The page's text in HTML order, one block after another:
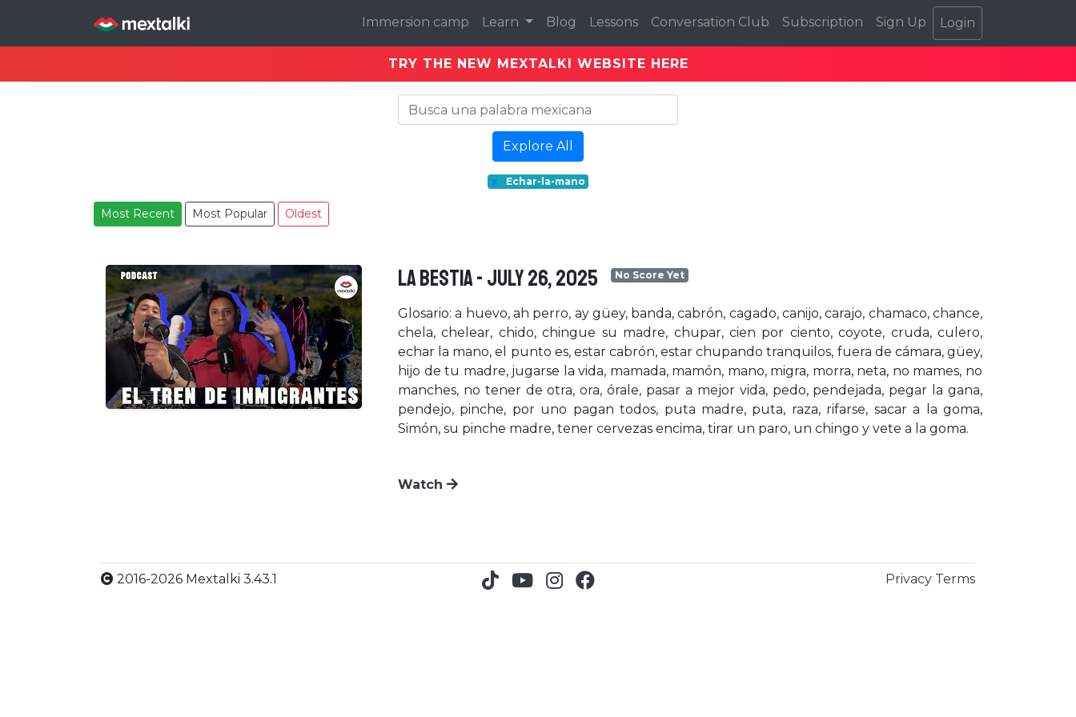
Immersion camp Learn Blog Lessons Conversation Club Subscription Sign Up Login
TRY THE NEW MEXTALKI WEBSITE HERE
Explore All
x Echar-la-mano
Most Recent Most Popular Oldest
LA BESTIA - July 26, 2025 No Score Yet
Glosario: a huevo, ah perro, ay güey, banda, cabrón, cagado, canijo, carajo, chamaco, chance,
chela, chelear, chido, chingue su madre, chupar, cien por ciento, coyote, cruda, culero,
echar la mano, el punto es, estar cabrón, estar chupando tranquilos, fuera de cámara, güey,
hijo de tu madre, jugarse la vida, mamada, mamón, mano, migra, morra, neta, no mames, no
manches, no tener de otra, ora, órale, pasar a mejor vida, pedo, pendejada, pegar la gana,
pendejo, pinche, por uno pagan todos, puta madre, puta, raza, rifarse, sacar a la goma,
Simón, su pinche madre, tener cervezas encima, tirar un paro, un chingo y vete a la goma.
Watch
2016-2026 Mextalki 3.43.1 Privacy Terms